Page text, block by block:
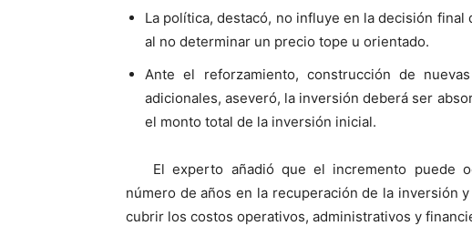
La política, destacó, no influye en la decisión
al no determinar un precio tope u orientado.
Ante el reforzamiento, construcción de
adicionales, aseveró, la inversión deberá ser
el monto total de la inversión inicial.
El experto añadió que el incremento puede
número de años en la recuperación de la inversión
cubrir los costos operativos, administrativos y